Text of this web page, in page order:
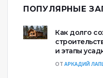
ПОПУЛЯРНЫЕ
Как долго
и этапы
ОТ АРКАДИЙ